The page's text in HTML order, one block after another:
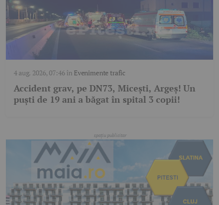
4 aug. 2026, 07:46în Evenimente trafic
Accident grav, pe DN73, Micești, Argeș! Un
puști de 19 ani a băgat în spital 3 copii!